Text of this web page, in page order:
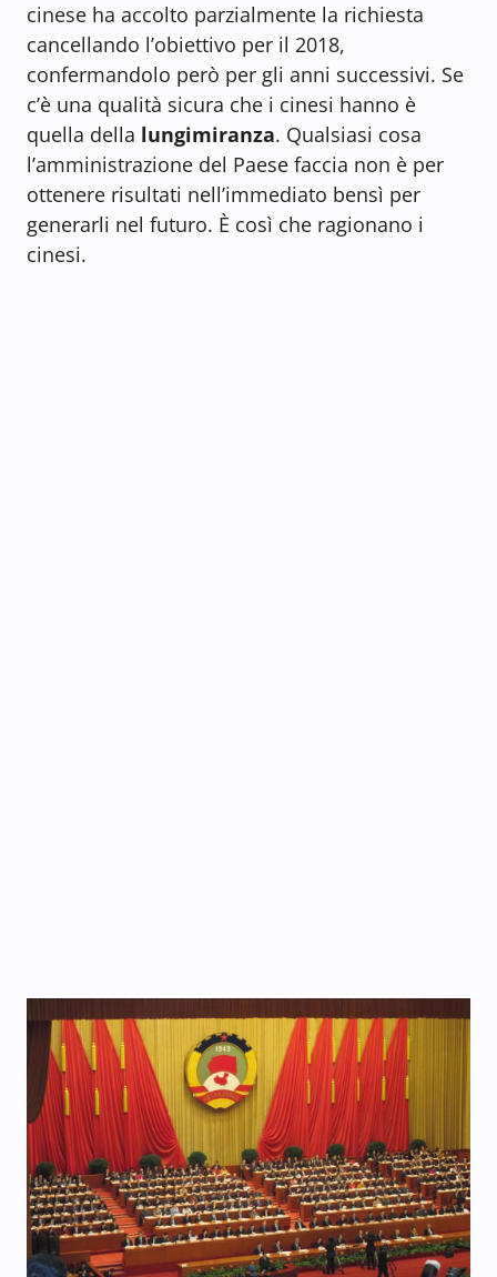
cinese ha accolto parzialmente la richiesta
cancellando l’obiettivo per il 2018,
confermandolo però per gli anni successivi. Se
c’è una qualità sicura che i cinesi hanno è
quella della lungimiranza. Qualsiasi cosa
l’amministrazione del Paese faccia non è per
ottenere risultati nell’immediato bensì per
generarli nel futuro. È così che ragionano i
cinesi.